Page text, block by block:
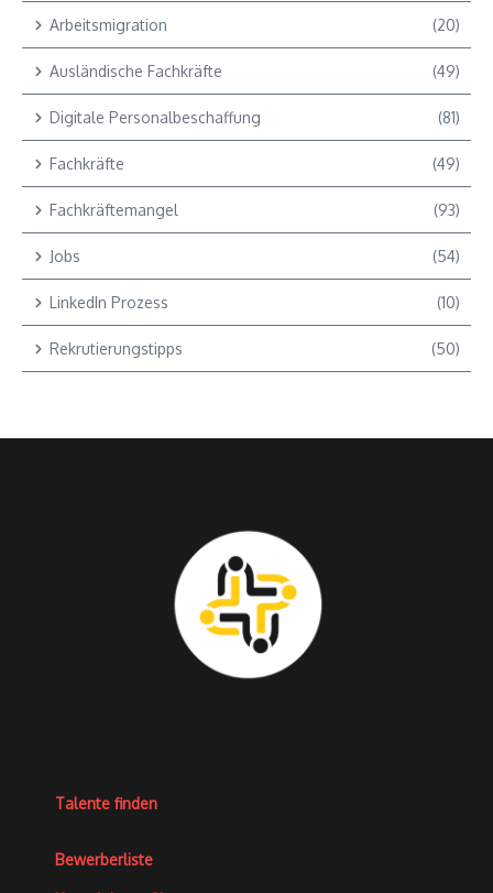
Arbeitsmigration (20)
Ausländische Fachkräfte (49)
Digitale Personalbeschaffung (81)
Fachkräfte (49)
Fachkräftemangel (93)
Jobs (54)
LinkedIn Prozess (10)
Rekrutierungstipps (50)
Talente finden
Bewerberliste